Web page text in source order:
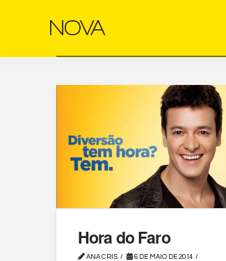
Hora do Faro
ANA CRIS 6 DE MAIO DE 2014